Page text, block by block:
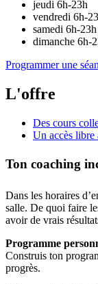
jeudi 6h-23h
vendredi 6h-
samedi 6h-23h
dimanche 6h-
Programmer une
L'offre
Des cours
Un accès libre
Ton coaching
Dans les horaires
salle. De quoi faire
avoir de vrais
Programme
Construis ton
progrès.